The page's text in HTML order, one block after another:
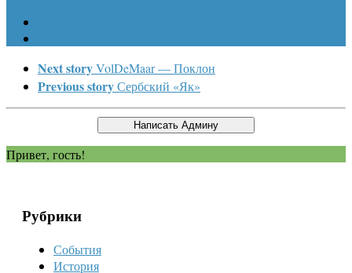
Next storyVolDeMaar — Поклон
Previous storyСербский «Як»
Привет, гость!
Рубрики
События
История